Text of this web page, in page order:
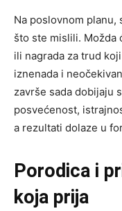
Na poslovnom
što ste mislili. Možda
ili nagrada za trud
iznenada i
završe sada dobijaju
posvećenost,
a rezultati dolaze u
Porodica i
koja prija